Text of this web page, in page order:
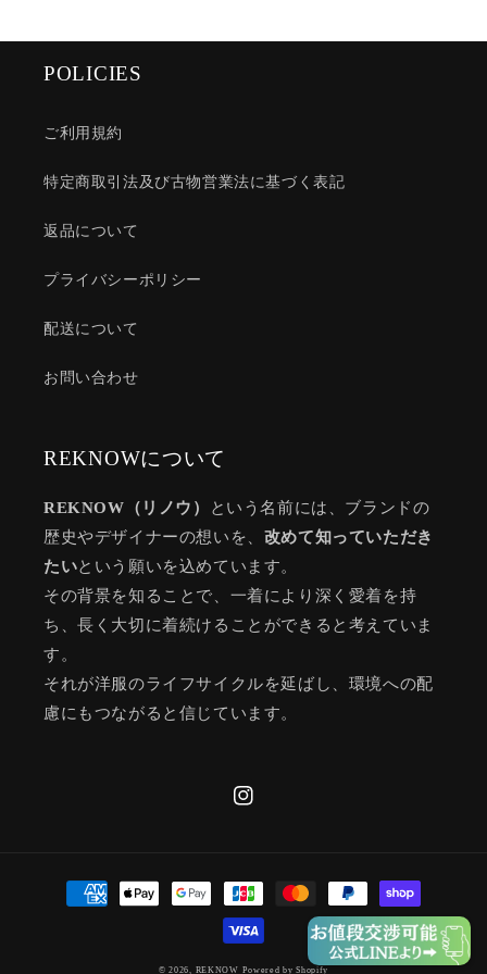
POLICIES
ご利用規約
特定商取引法及び古物営業法に基づく表記
返品について
プライバシーポリシー
配送について
お問い合わせ
REKNOWについて
REKNOW（リノウ）
という名前には、ブランドの
歴史やデザイナーの想いを、 改めて知っていただき
たいという願いを込めています。
その背景を知ることで、一着により深く愛着を持
ち、長く大切に着続けることができると考えていま
す。
それが洋服のライフサイクルを延ばし、環境への配
慮にもつながると信じています。
Instagram
© 2026, REKNOW Powered by Shopify